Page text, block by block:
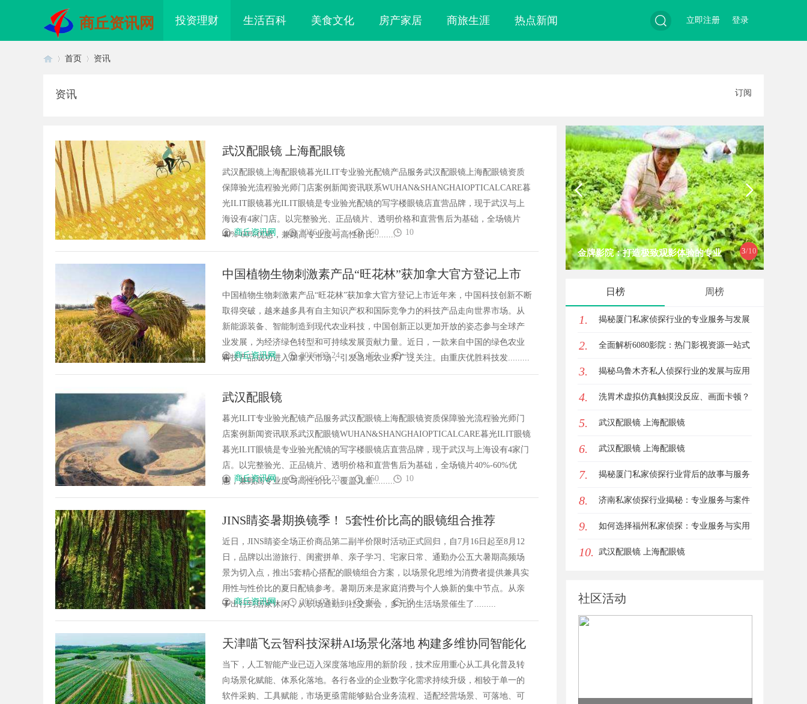
商丘资讯网 投资理财 生活百科 美食文化 房产家居 商旅生涯 热点新闻
索
登录
立即注册
首页 资讯
资讯 订阅
武汉配眼镜 上海配眼镜
武汉配眼镜上海配眼镜暮光ILIT专业验光配镜产品服务武汉配眼镜上海配眼镜资质
保障验光流程验光师门店案例新闻资讯联系WUHAN&SHANGHAIOPTICALCARE暮
光ILIT眼镜暮光ILIT眼镜是专业验光配镜的写字楼眼镜店直营品牌，现于武汉与上
海设有4家门店。以完整验光、正品镜片、透明价格和直营售后为基础，全场镜片
40%-60%优惠，兼顾高专业度与高性价比.........
商丘资讯网 2026-07-27 450 10
中国植物生物刺激素产品“旺花林”获加拿大官方登记上市
中国植物生物刺激素产品“旺花林”获加拿大官方登记上市近年来，中国科技创新不断
取得突破，越来越多具有自主知识产权和国际竞争力的科技产品走向世界市场。从
新能源装备、智能制造到现代农业科技，中国创新正以更加开放的姿态参与全球产
业发展，为经济绿色转型和可持续发展贡献力量。近日，一款来自中国的绿色农业
科技产品成功进入加拿大市场，引发当地农业界广泛关注。由重庆优胜科技发.........
商丘资讯网 2026-07-24 450 10
武汉配眼镜
暮光ILIT专业验光配镜产品服务武汉配眼镜上海配眼镜资质保障验光流程验光师门
店案例新闻资讯联系武汉配眼镜WUHAN&SHANGHAIOPTICALCARE暮光ILIT眼镜
暮光ILIT眼镜是专业验光配镜的写字楼眼镜店直营品牌，现于武汉与上海设有4家门
店。以完整验光、正品镜片、透明价格和直营售后为基础，全场镜片40%-60%优
惠，兼顾高专业度与高性价比；覆盖儿童.........
商丘资讯网 2026-07-23 450 10
JINS睛姿暑期换镜季！ 5套性价比高的眼镜组合推荐
近日，JINS睛姿全场正价商品第二副半价限时活动正式回归，自7月16日起至8月12
日，品牌以出游旅行、闺蜜拼单、亲子学习、宅家日常、通勤办公五大暑期高频场
景为切入点，推出5套精心搭配的眼镜组合方案，以场景化思维为消费者提供兼具实
用性与性价比的夏日配镜参考。暑期历来是家庭消费与个人焕新的集中节点。从亲
子出行到居家休闲，从职场通勤到社交聚会，多元的生活场景催生了.........
商丘资讯网 2026-07-21 450 10
天津喵飞云智科技深耕AI场景化落地 构建多维协同智能化
服务体系
当下，人工智能产业已迈入深度落地应用的新阶段，技术应用重心从工具化普及转
向场景化赋能、体系化落地。各行各业的企业数字化需求持续升级，相较于单一的
软件采购、工具赋能，市场更亟需能够贴合业务流程、适配经营场景、可落地、可
3/10
眼镜 上海配眼镜 激光焊接系列：高效、精准及环保的
制造解决方案
2828电影网：打造优质影视资源聚合
平台的全新体验
金牌影院：打造极致观影体验的专业
日榜 周榜
1. 揭秘厦门私家侦探行业的专业服务与发展
趋势
2. 全面解析6080影院：热门影视资源一站式
观看体验
3. 揭秘乌鲁木齐私人侦探行业的发展与应用
前景
4. 洗胃术虚拟仿真触摸没反应、画面卡顿？
立方幻境破解难题
5. 武汉配眼镜 上海配眼镜
6. 武汉配眼镜 上海配眼镜
7. 揭秘厦门私家侦探行业背后的故事与服务
价值
8. 济南私家侦探行业揭秘：专业服务与案件
解析全方位指南
9. 如何选择福州私家侦探：专业服务与实用
指南详解
10. 武汉配眼镜 上海配眼镜
社区活动